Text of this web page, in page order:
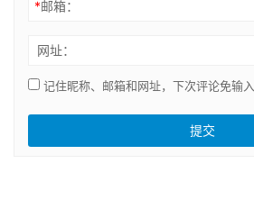
*邮箱：
网址：
记住昵称、邮箱和网址，下次评论免输入